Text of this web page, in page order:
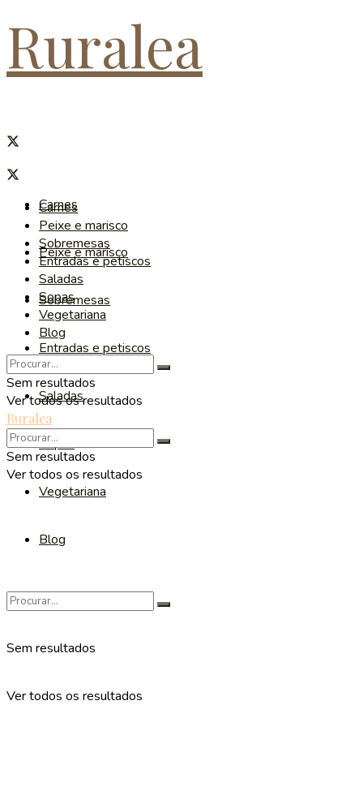
Ruralea
Carnes
Peixe e marisco
Sobremesas
Entradas e petiscos
Saladas
Sopas
Vegetariana
Blog
Sem resultados
Ver todos os resultados
Carnes
Peixe e marisco
Sobremesas
Entradas e petiscos
Saladas
Sopas
Vegetariana
Blog
Sem resultados
Ver todos os resultados
Ruralea
Sem resultados
Ver todos os resultados